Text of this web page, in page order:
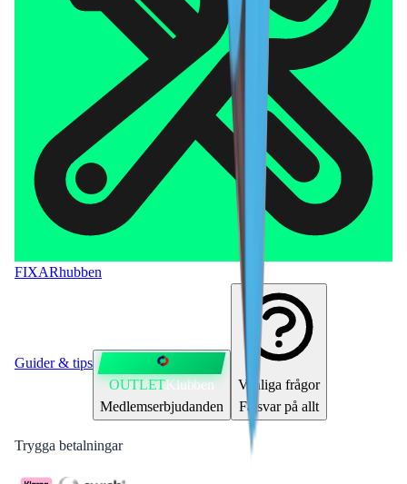
FIXARhubben
Guider & tips
OUTLETKlubben
Medlemserbjudanden
Vanliga frågor
Få svar på allt
Trygga betalningar